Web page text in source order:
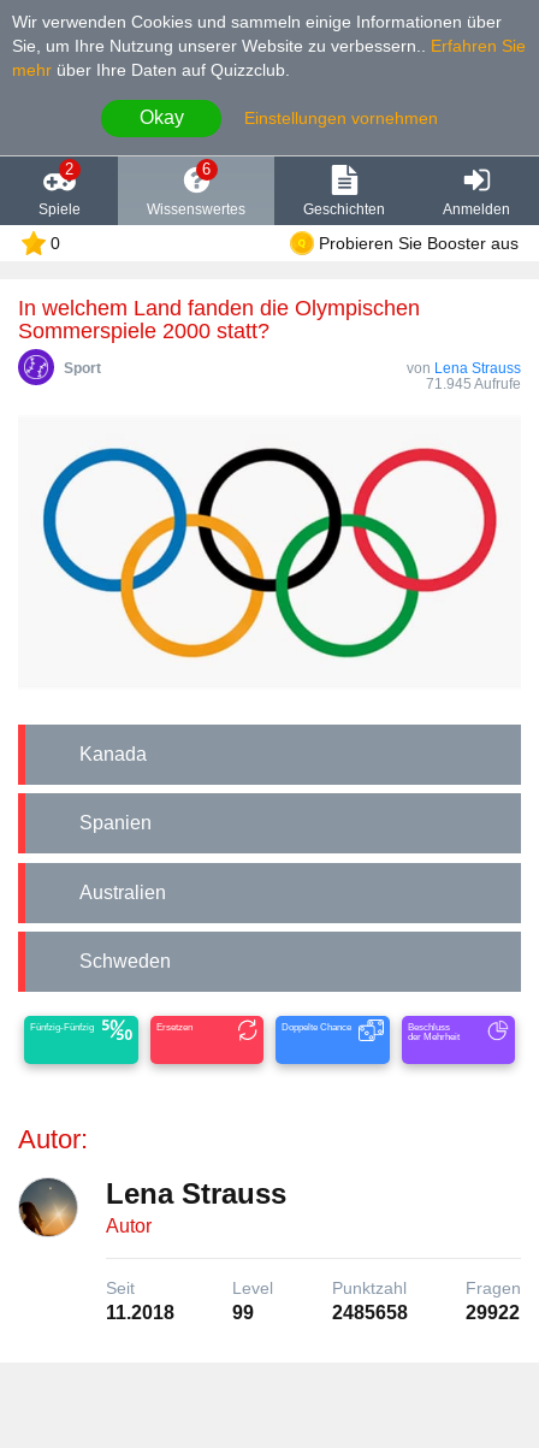
Wir verwenden Cookies und sammeln einige Informationen über
Sie, um Ihre Nutzung unserer Website zu verbessern.
Erfahren Sie
mehr über Ihre Daten auf Quizzclub.
Okay Einstellungen vornehmen
2
Spiele
6
Wissenswertes Geschichten Anmelden
0 Probieren Sie Booster aus
In welchem Land fanden die Olympischen
Sommerspiele 2000 statt?
Sport von Lena Strauss
71.945 Aufrufe
Kanada
Spanien
Australien
Schweden
Fünfzig-Fünfzig Ersetzen Doppelte Chance
Beschluss
der Mehrheit
Autor:
Lena Strauss
Autor
Seit
11.2018
Level
99
Punktzahl
2485658
Fragen
29922